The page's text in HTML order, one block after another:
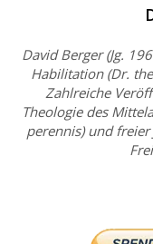
David Berger (Jg.
Habilitation (Dr.
Zahlreiche
Theologie des
perennis) und freier